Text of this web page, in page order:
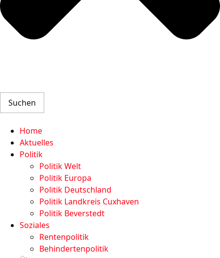
Suchen
Home
Aktuelles
Politik
Politik Welt
Politik Europa
Politik Deutschland
Politik Landkreis Cuxhaven
Politik Beverstedt
Soziales
Rentenpolitik
Behindertenpolitik